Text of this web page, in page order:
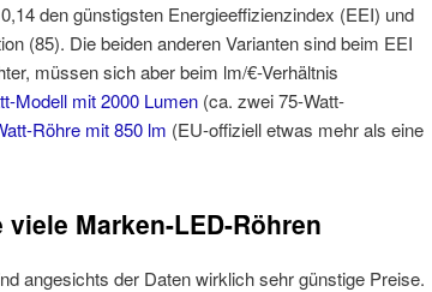
den günstigsten Energieeffizienzindex (EEI) und
(85). Die beiden anderen Varianten sind beim EEI
müssen sich aber beim lm/€-Verhältnis
Modell mit 2000 Lumen (ca. zwei 75-Watt-
Röhre mit 850 lm (EU-offiziell etwas mehr als eine
Marken-LED-Röhren
angesichts der Daten wirklich sehr günstige Preise.